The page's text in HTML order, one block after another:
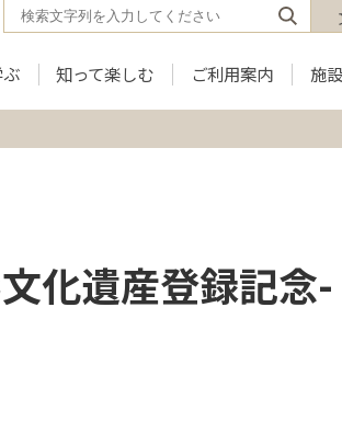
知って楽しむ ご利用案内 施
化遺産登録記念-